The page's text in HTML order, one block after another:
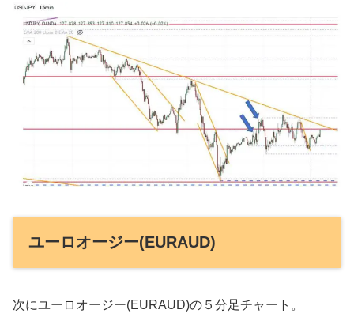
ユーロオージー(EURAUD)
次にユーロオージー(EURAUD)の５分足チャート。